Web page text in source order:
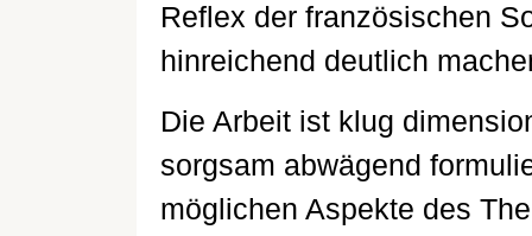
Reflex der französischen
hinreichend deutlich
Die Arbeit ist klug
sorgsam abwägend
möglichen Aspekte des